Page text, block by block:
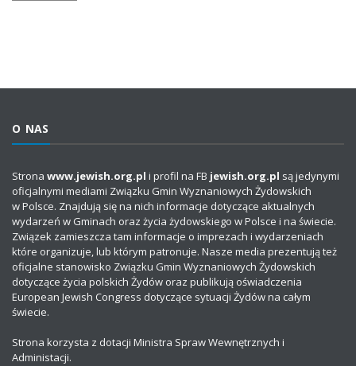
O NAS
Strona www.jewish.org.pl i profil na FB jewish.org.pl są jedynymi
oficjalnymi mediami Związku Gmin Wyznaniowych Żydowskich
w Polsce. Znajdują się na nich informacje dotyczące aktualnych
wydarzeń w Gminach oraz życia żydowskiego w Polsce i na świecie.
Związek zamieszcza tam informacje o imprezach i wydarzeniach
które organizuje, lub którym patronuje. Nasze media prezentują też
oficjalne stanowisko Związku Gmin Wyznaniowych Żydowskich
dotyczące życia polskich Żydów oraz publikują oświadczenia
European Jewish Congress dotyczące sytuacji Żydów na całym
świecie.
Strona korzysta z dotacji Ministra Spraw Wewnętrznych i
Administacji.